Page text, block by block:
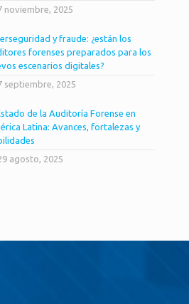
noviembre, 2025
y fraude: ¿están los
forenses preparados para los
escenarios digitales?
septiembre, 2025
de la Auditoría Forense en
Latina: Avances, fortalezas y
agosto, 2025